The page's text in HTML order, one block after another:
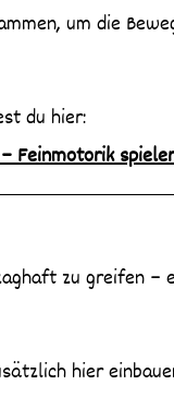
um die
du hier:
Feinmotorik
zu greifen
hier